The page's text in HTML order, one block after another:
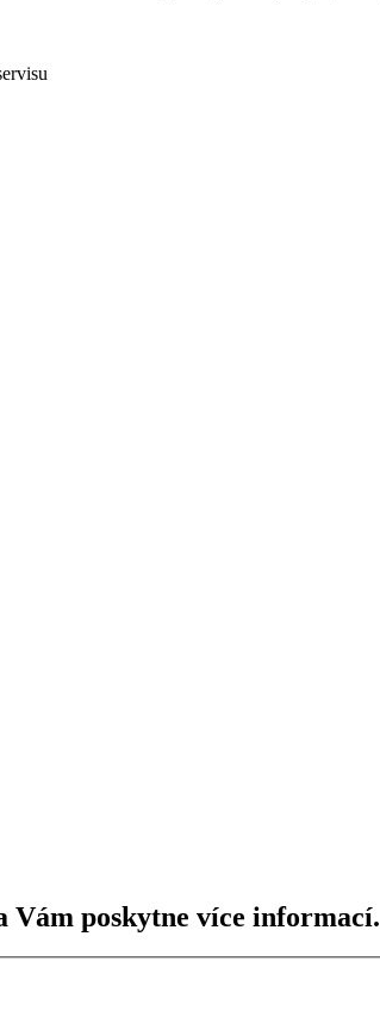
Vám poskytne více informací.